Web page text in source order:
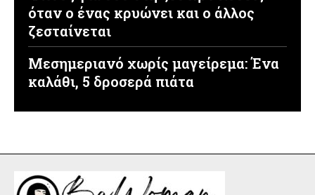
όταν ο ένας κρυώνει και ο άλλος
ζεσταίνεται
Μεσημεριανό χωρίς μαγείρεμα: Ένα
καλάθι, 5 δροσερά πιάτα